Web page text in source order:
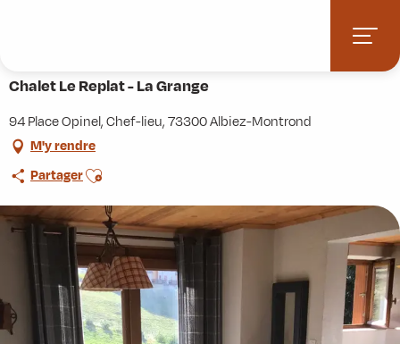
Chalet Le Replat - La Grange
94 Place Opinel, Chef-lieu, 73300 Albiez-Montrond
M'y rendre
PartagerAjouter aux favoris